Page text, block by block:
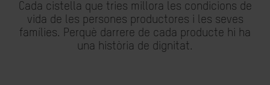
Cada cistella que tries millora les condicions de
vida de les persones productores i les seves
famílies. Perquè darrere de cada producte hi ha
una història de dignitat.